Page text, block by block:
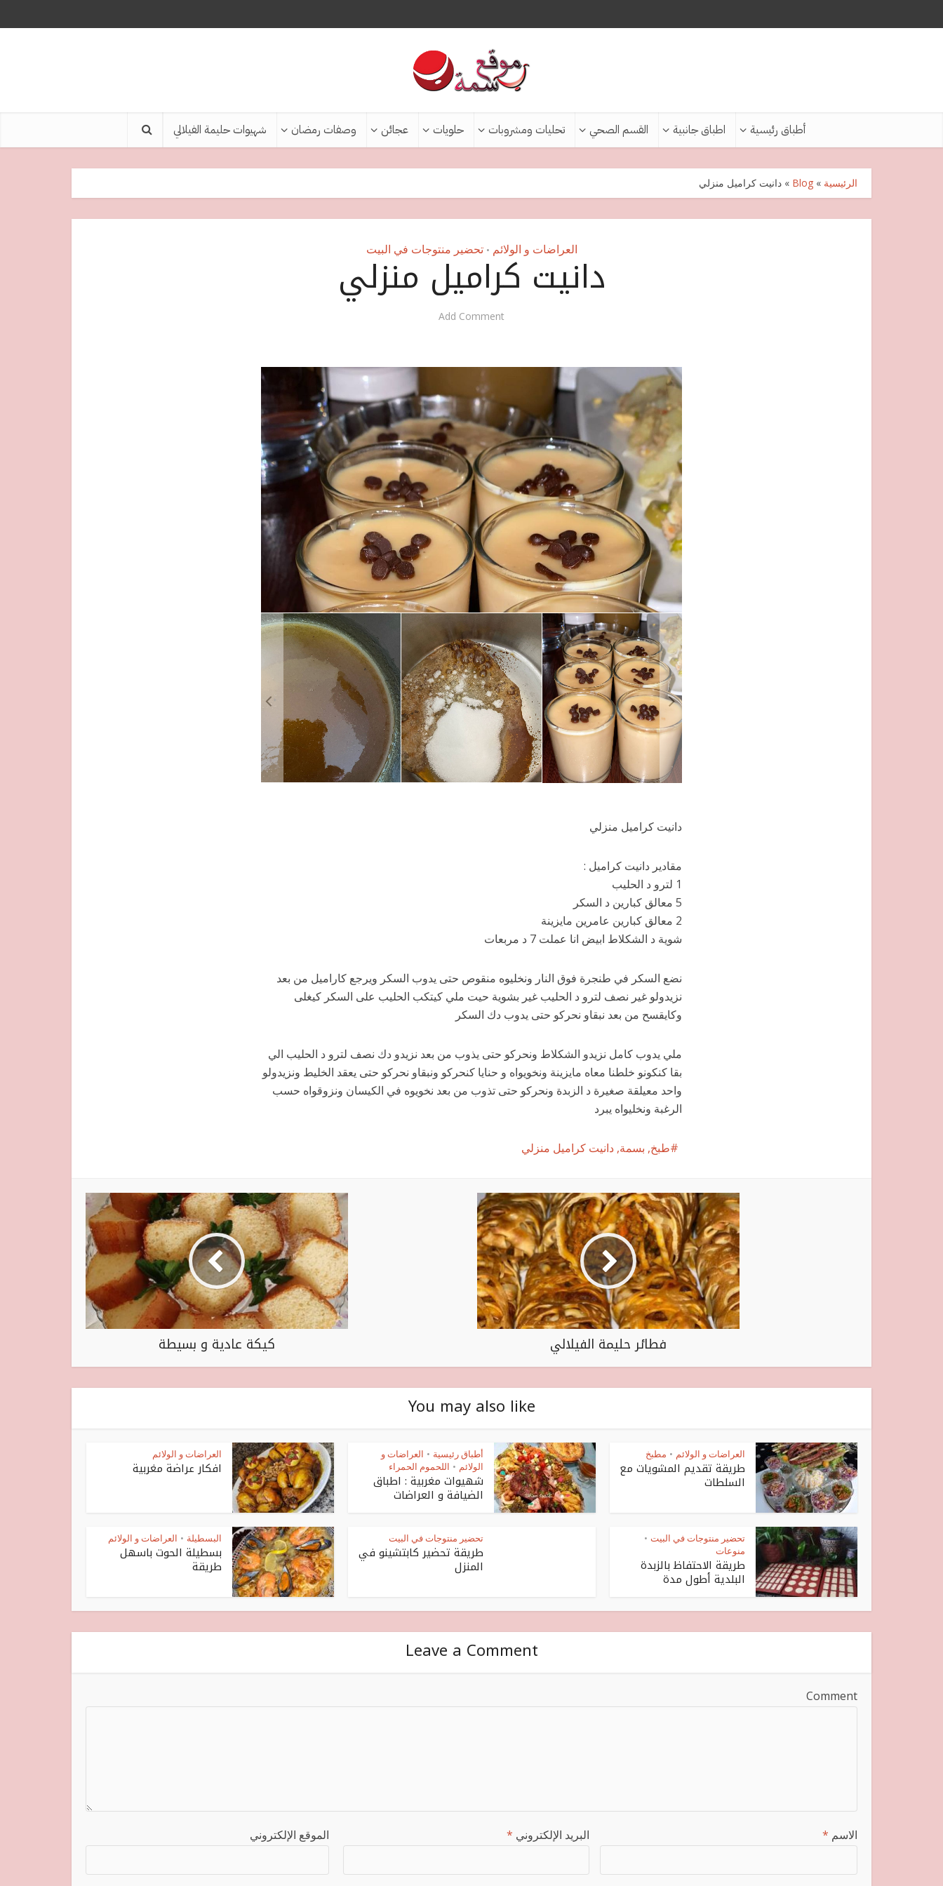
أطباق رئيسية اطباق جانبية القسم الصحي تحليات ومشروبات حلويات عجائن وصفات رمضان شهيوات حليمة الفيلالي
الرئيسية »
Blog
» دانيت كراميل منزلي
العراضات و الولائم • تحضير منتوجات في البيت
دانيت كراميل منزلي
Add Comment
دانيت كراميل منزلي
مقادير دانيت كراميل :
1 لترو د الحليب
5 معالق كبارين د السكر
2 معالق كبارين عامرين مايزينة
شوية د الشكلاط ابيض انا عملت 7 د مربعات
نضع السكر في طنجرة فوق النار ونخليوه منقوص حتى يدوب السكر ويرجع كاراميل من بعد
نزيدولو غير نصف لترو د الحليب غير بشوية حيت ملي كيتكب الحليب على السكر كيغلى
وكايقسح من بعد نبقاو نحركو حتى يدوب دك السكر
ملي يدوب كامل نزيدو الشكلاط ونحركو حتى يذوب من بعد نزيدو دك نصف لترو د الحليب الي
بقا كنكونو خلطنا معاه مايزينة ونخويواه و حنايا كنحركو ونبقاو نحركو حتى يعقد الخليط ونزيدولو
واحد معيلقة صغيرة د الزبدة ونحركو حتى تذوب من بعد نخويوه في الكيسان ونزوقواه حسب
الرغبة ونخليواه يبرد
طبخ, بسمة, دانيت كراميل منزلي
كيكة عادية و بسيطة فطائر حليمة الفيلالي
You may also like
العراضات و الولائم • مطبخ
طريقة تقديم المشويات مع
السلطات
أطباق رئيسية • العراضات و
الولائم • اللحموم الحمراء
شهيوات مغربية : اطباق
الضيافة و العراضات
العراضات و الولائم
افكار عراضة مغربية
تحضير منتوجات في البيت •
منوعات
طريقة الاحتفاظ بالزبدة
البلدية أطول مدة
تحضير منتوجات في البيت
طريقة تحضير كابتشينو في
المنزل
البسطيلة • العراضات و الولائم
بسطيلة الحوت باسهل
طريقة
Leave a Comment
Comment
الاسم * البريد الإلكتروني * الموقع الإلكتروني